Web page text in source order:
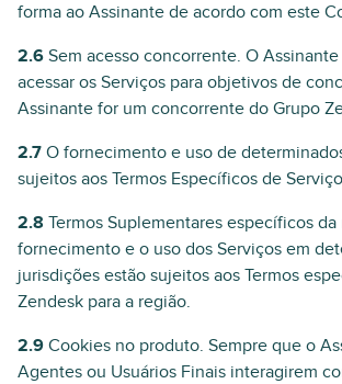
forma ao Assinante de acordo com este
2.6 Sem acesso concorrente. O
acessar os Serviços para objetivos de
Assinante for um concorrente do Grupo
2.7 O fornecimento e uso de
sujeitos aos Termos Específicos de
2.8 Termos Suplementares específicos da
fornecimento e o uso dos Serviços em
jurisdições estão sujeitos aos Termos
Zendesk para a região.
2.9 Cookies no produto. Sempre que o
Agentes ou Usuários Finais interagirem